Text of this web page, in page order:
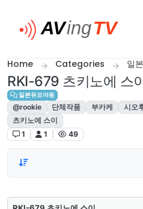
Home Categories 일
RKI-679 츠키노에 스
일본유모야동
@rookie 단체작품 부카케 시오
츠키노에 스이
1
1 49